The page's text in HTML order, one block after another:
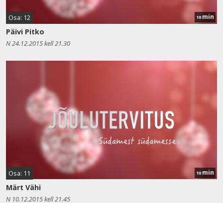
Osa: 12 10 min
Päivi Pitko
N 24.12.2015 kell 21.30
Osa: 11 10 min
Märt Vähi
N 10.12.2015 kell 21.45